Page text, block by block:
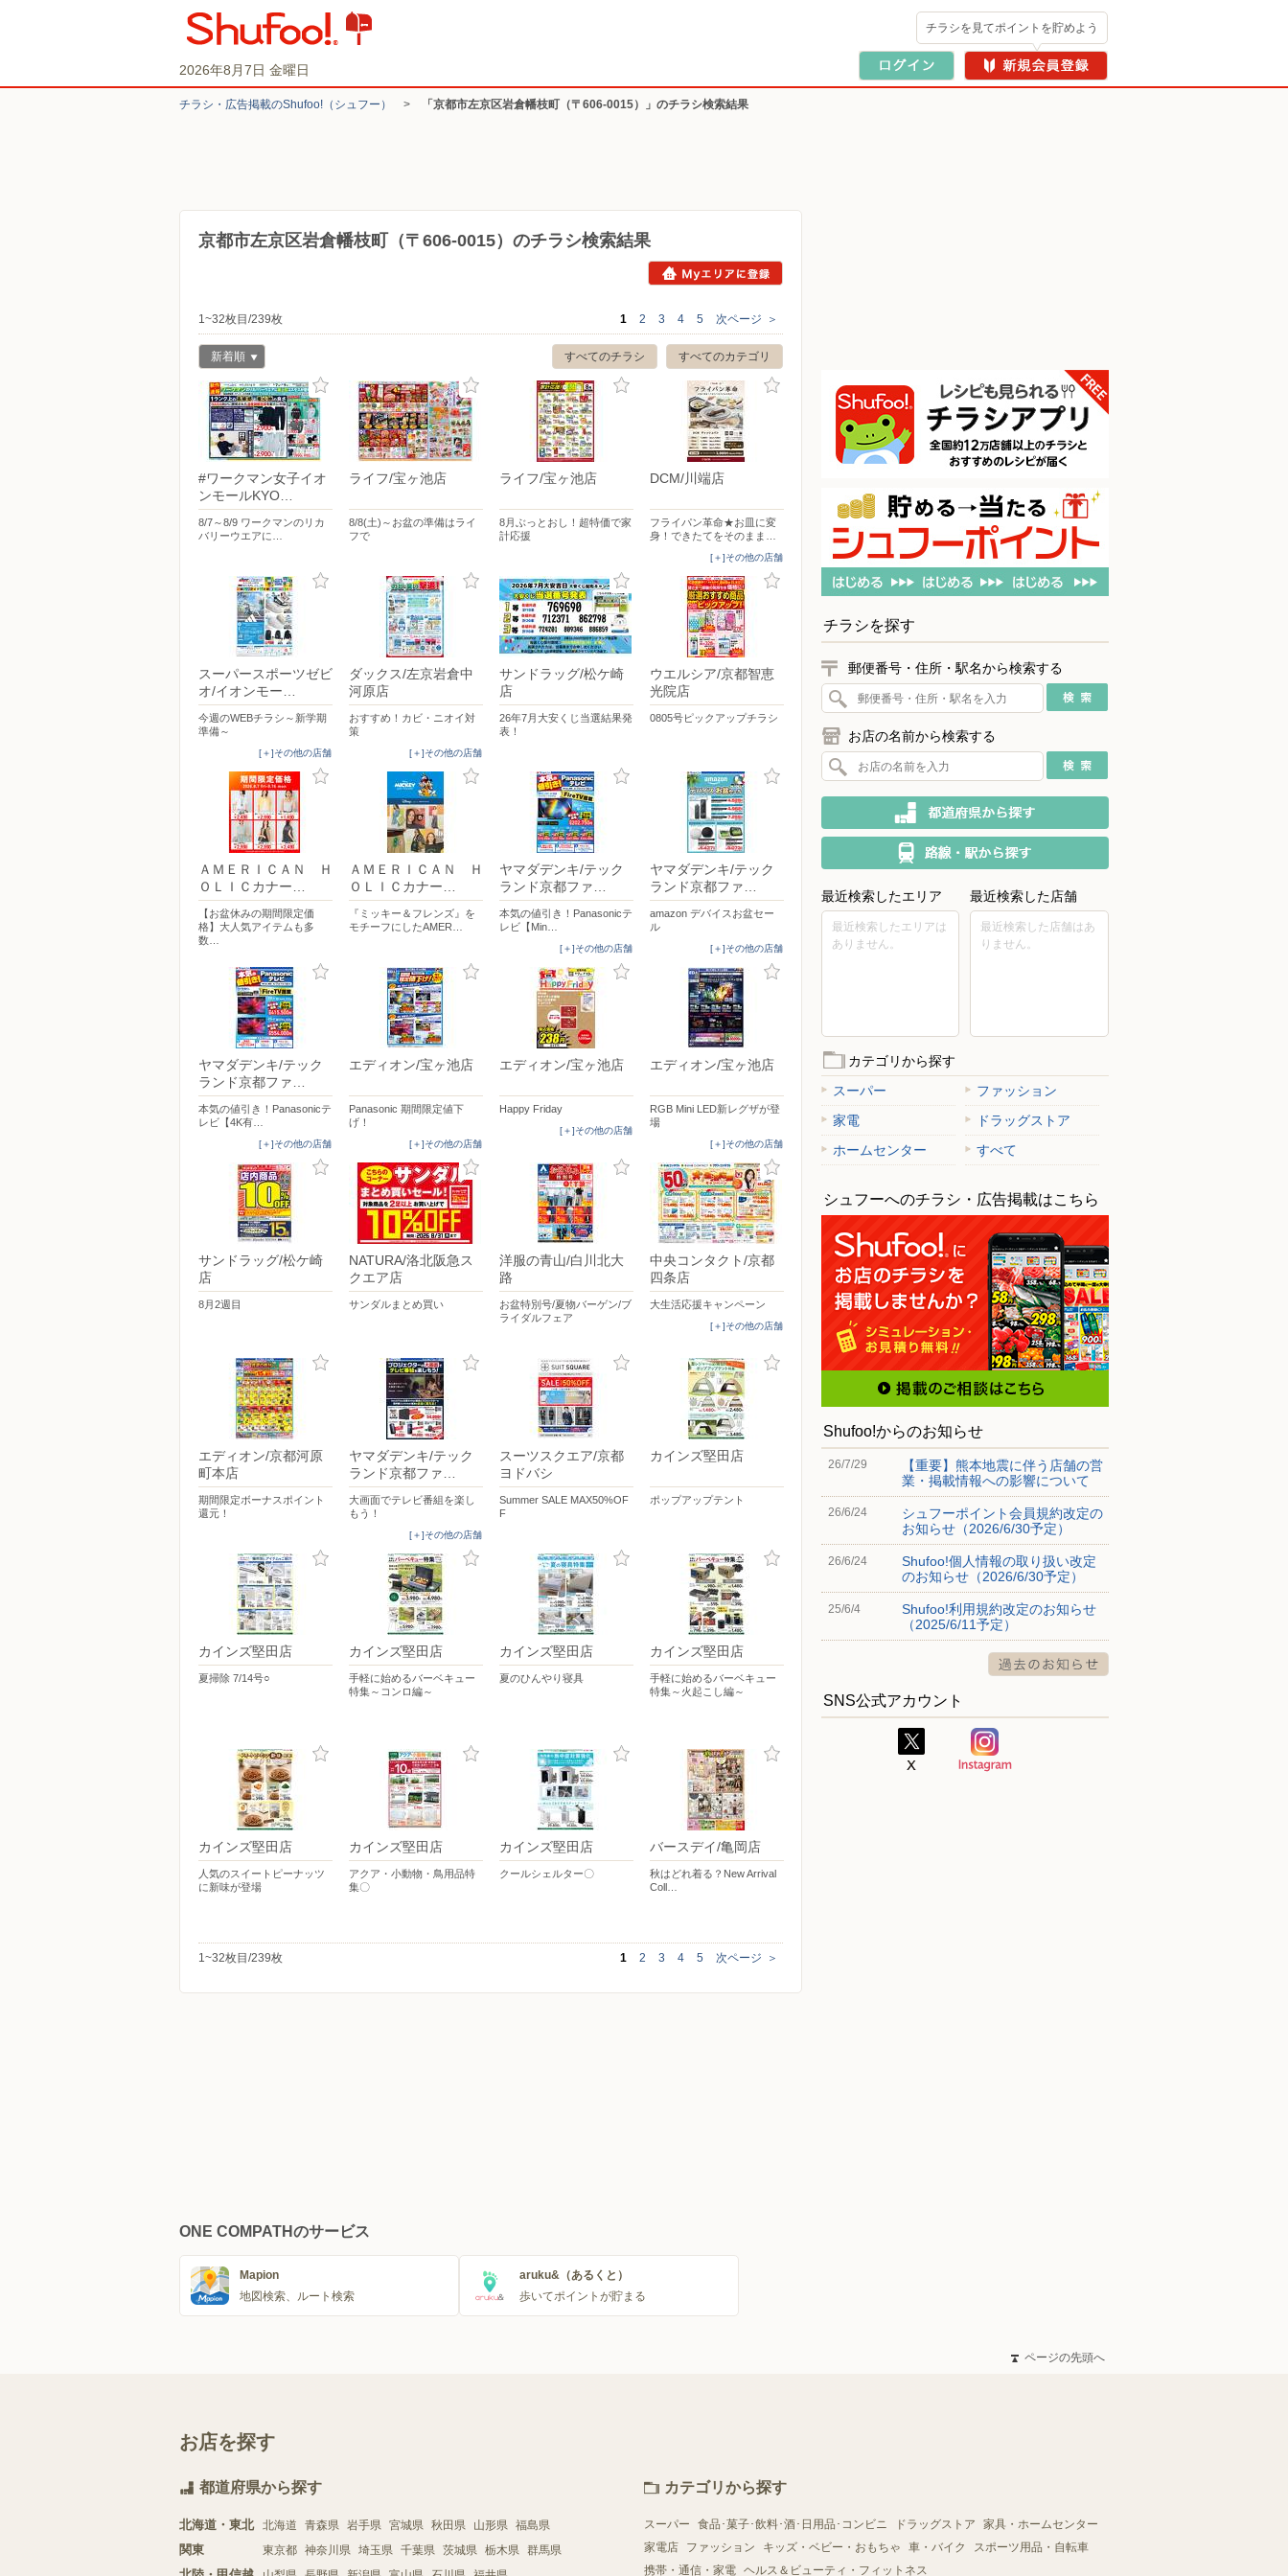
2026年8月7日 金曜日
チラシを見てポイントを貯めよう
チラシ・​広告掲載の​Shufoo!​（シュフー） > 「京都市左京区岩倉幡枝町（〒606-0015）」のチラシ検索結果
京都市左京区岩倉幡枝町（〒606-0015）のチラシ検索結果
1~32枚目/239枚 1 2 3 4 5 次ページ ＞
すべてのカテゴリ
すべてのチラシ
新着順
#ワークマン女子イオ
ンモールKYO…
8/7～8/9 ワークマンのリカ
バリーウエアに…
ライフ/宝ヶ池店
8/8(土)～お盆の準備はライ
フで
ライフ/宝ヶ池店
8月ぶっとおし！超特価で家
計応援
DCM/川端店
フライパン革命★お皿に変
身！できたてをそのまま…
[＋]その他の店舗
スーパースポーツゼビ
オ/イオンモー…
今週のWEBチラシ～新学期
準備～
[＋]その他の店舗
ダックス/左京岩倉中
河原店
おすすめ！カビ・ニオイ対
策
[＋]その他の店舗
サンドラッグ/松ケ崎
店
26年7月大安くじ当選結果発
表！
ウエルシア/京都智恵
光院店
0805号ピックアップチラシ
ＡＭＥＲＩＣＡＮ Ｈ
ＯＬＩＣカナー…
【お盆休みの期間限定価
格】大人気アイテムも多
数…
ＡＭＥＲＩＣＡＮ Ｈ
ＯＬＩＣカナー…
『ミッキー＆フレンズ』を
モチーフにしたAMER…
ヤマダデンキ/テック
ランド京都ファ…
本気の値引き！Panasonicテ
レビ【Min…
[＋]その他の店舗
ヤマダデンキ/テック
ランド京都ファ…
amazon デバイスお盆セー
ル
[＋]その他の店舗
ヤマダデンキ/テック
ランド京都ファ…
本気の値引き！Panasonicテ
レビ【4K有…
[＋]その他の店舗
エディオン/宝ヶ池店
Panasonic 期間限定値下
げ！
[＋]その他の店舗
エディオン/宝ヶ池店
Happy Friday
[＋]その他の店舗
エディオン/宝ヶ池店
RGB Mini LED新レグザが登
場
[＋]その他の店舗
サンドラッグ/松ケ崎
店
8月2週目
NATURA/洛北阪急ス
クエア店
サンダルまとめ買い
洋服の青山/白川北大
路
お盆特別号/夏物バーゲン/ブ
ライダルフェア
中央コンタクト/京都
四条店
大生活応援キャンペーン
[＋]その他の店舗
エディオン/京都河原
町本店
期間限定ボーナスポイント
還元！
ヤマダデンキ/テック
ランド京都ファ…
大画面でテレビ番組を楽し
もう！
[＋]その他の店舗
スーツスクエア/京都
ヨドバシ
Summer SALE MAX50%OF
F
カインズ堅田店
ポップアップテント
カインズ堅田店
夏掃除 7/14号○
カインズ堅田店
手軽に始めるバーベキュー
特集～コンロ編～
カインズ堅田店
夏のひんやり寝具
カインズ堅田店
手軽に始めるバーベキュー
特集～火起こし編～
カインズ堅田店
人気のスイートピーナッツ
に新味が登場
カインズ堅田店
アクア・小動物・鳥用品特
集〇
カインズ堅田店
クールシェルター〇
バースデイ/亀岡店
秋はどれ着る？New Arrival
Coll…
1~32枚目/239枚 1 2 3 4 5 次ページ ＞
チラシを探す
郵便番号・住所・駅名から検索する
お店の名前から検索する
最近検索したエリア
最近検索したエリアは
ありません。
最近検索した店舗
最近検索した店舗はあ
りません。
カテゴリから探す
スーパー
ファッション
家電
ドラッグストア
ホームセンター
すべて
シュフーへのチラシ・広告掲載はこちら
Shufoo!からのお知らせ
26/7/29
【重要】熊本地震に伴う店舗の営
業・掲載情報への影響について
26/6/24
シュフーポイント会員規約改定の
お知らせ（2026/6/30予定）
26/6/24
Shufoo!個人情報の取り扱い改定
のお知らせ（2026/6/30予定）
25/6/4
Shufoo!利用規約改定のお知らせ
（2025/6/11予定）
SNS公式アカウント
ONE COMPATHのサービス
Mapion
地図検索、ルート検索
aruku&（あるくと）
歩いてポイントが貯まる
ページの先頭へ
お店を探す
都道府県から探す
北海道・東北 北海道 青森県 岩手県 宮城県 秋田県 山形県 福島県
関東 東京都 神奈川県 埼玉県 千葉県 茨城県 栃木県 群馬県
カテゴリから探す
スーパー 食品･菓子･飲料･酒･日用品･コンビニ ドラッグストア
家具・ホームセンター
家電店
ファッション キッズ・ベビー・おもちゃ 車・バイク
スポーツ用品・自転車
携帯・通信・家電 ヘルス＆ビューティ・フィットネス